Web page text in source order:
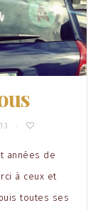
années de
à ceux et
toutes ses